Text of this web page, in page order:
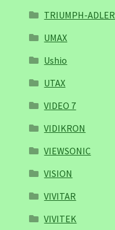
TRIUMPH-ADLER
UMAX
Ushio
UTAX
VIDEO 7
VIDIKRON
VIEWSONIC
VISION
VIVITAR
VIVITEK